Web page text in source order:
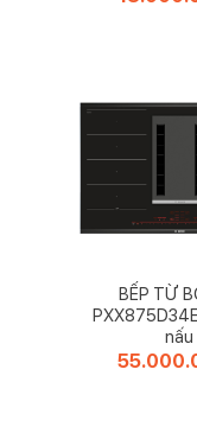
BẾP TỪ
nấu